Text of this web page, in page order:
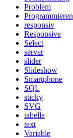
Problem
Programmieren
responsiv
Responsive
Select
server
slider
Slideshow
Smartphone
SQL
sticky
SVG
tabelle
text
Variable